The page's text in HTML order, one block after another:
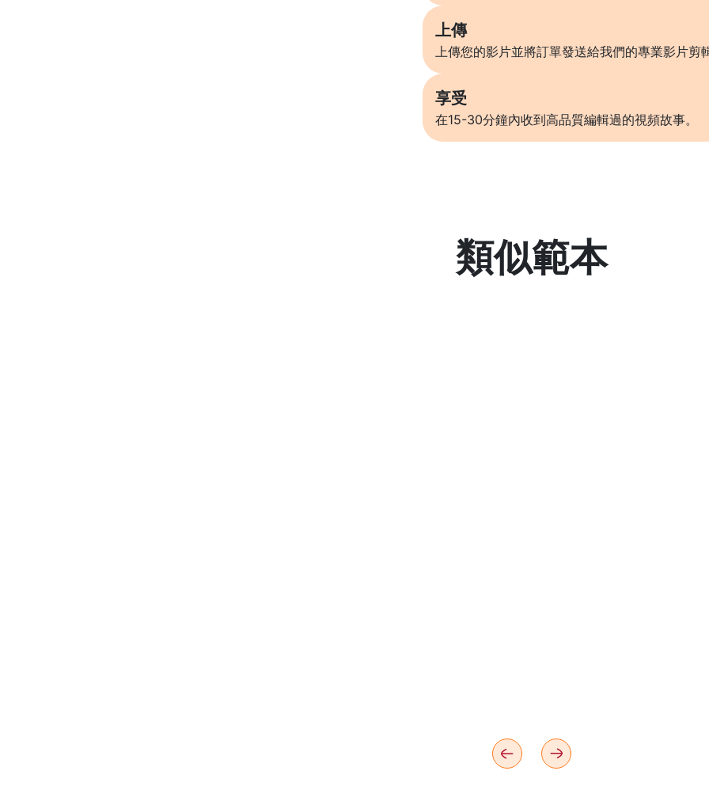
上傳
上傳您的影片並將訂單發送給我們的專業影片剪
享受
在15-30分鐘內收到高品質編輯過的視頻故事。
類似範本